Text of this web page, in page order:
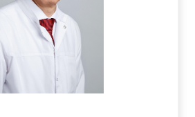
к появлению поясничного
выемке в спине).
БОРОТЬСЯ?